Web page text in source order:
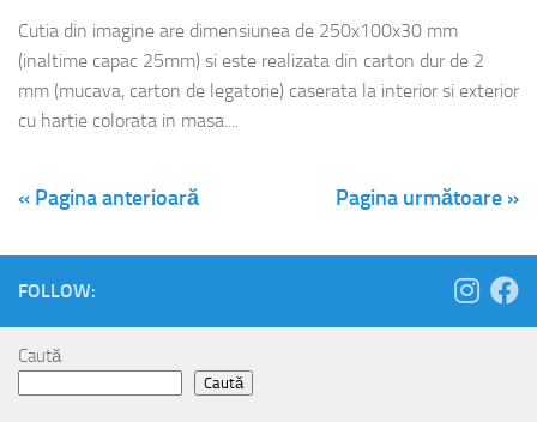
Cutia din imagine are dimensiunea de 250x100x30 mm
(inaltime capac 25mm) si este realizata din carton dur de 2
mm (mucava, carton de legatorie) caserata la interior si exterior
cu hartie colorata in masa....
« Pagina anterioară Pagina următoare »
FOLLOW:
Caută
Caută